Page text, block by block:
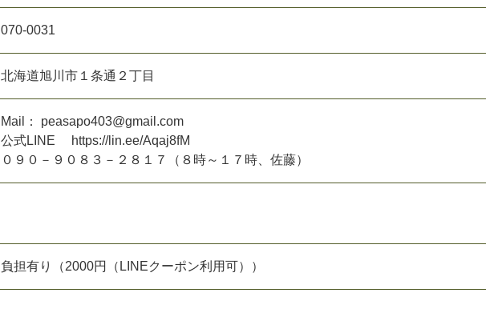
070-0031
北海道旭川市１条通２丁目
Mail： peasapo403@gmail.com
公式LINE https://lin.ee/Aqaj8fM
０９０－９０８３－２８１７（８時～１７時、佐藤）
負担有り（2000円（LINEクーポン利用可））